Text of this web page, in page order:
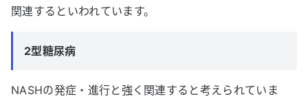
関連するといわれています。
2型糖尿病
NASHの発症・進行と強く関連すると考えられていま